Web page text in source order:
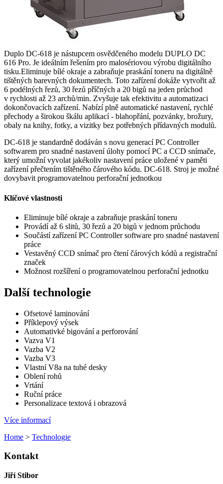
Duplo DC-618 je nástupcem osvědčeného modelu DUPLO DC
616 Pro. Je ideálním řešením pro malosériovou výrobu digitálního
tisku.Eliminuje bílé okraje a zabraňuje praskání toneru na digitálně
tištěných barevných dokumentech. Toto zařízení dokáže vytvořit až
6 podélných řezů, 30 řezů příčných a 20 bigů na jeden průchod
v rychlosti až 23 archů/min. Zvyšuje tak efektivitu a automatizaci
dokončovacích zařízení. Nabízí plně automatické nastavení, rychlé
přechody a širokou škálu aplikací - blahopřání, pozvánky, brožury,
obaly na knihy, fotky, a vizitky bez potřebných přídavných modulů.
DC-618 je standardně dodáván s novu generací PC Controller
softwarem pro snadné nastavení úlohy pomocí PC a CCD snímače,
který umožní vyvolat jakékoliv nastavení práce uložené v paměti
zařízení přečtením tištěného čárového kódu. DC-618. Stroj je možné
dovybavit programovatelnou perforační jednotkou
Klíčové vlastnosti
Eliminuje bílé okraje a zabraňuje praskání toneru
Provádí až 6 slitů, 30 řezů a 20 bigů v jednom průchodu
Součástí zařízení PC Controller software pro snadné nastavení
práce
Vestavěný CCD snímač pro čtení čárových kódů a registrační
značek
Možnost rozšíření o programovatelnou perforační jednotku
Další technologie
Ofsetové laminování
Příklepový výsek
Automativké bigování a perforování
Vazva V1
Vazba V2
Vazba V3
Vlastní V8a na tuhé desky
Oblení rohů
Vrtání
Ruční práce
Personalizace textová i obrazová
Více informací
Home > Technologie
Kontakt
Jiří Stibor